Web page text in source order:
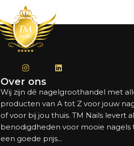
Over ons
Wij zijn dé nagelgroothandel met
producten van A tot Z voor jouw
of voor bij jou thuis. TM Nails levert
benodigdheden voor mooie nagels
een goede prijs...